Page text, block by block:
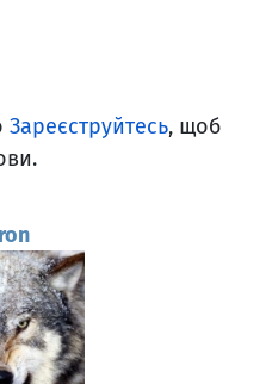
Зареєструйтесь, щоб